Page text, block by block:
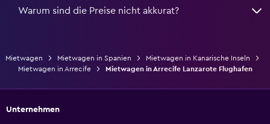
Warum sind die Preise nicht akkurat?
Mietwagen Mietwagen in Spanien
Mietwagen in Kanarische Inseln
Mietwagen in Arrecife
Mietwagen in Arrecife Lanzarote Flughafen
Unternehmen